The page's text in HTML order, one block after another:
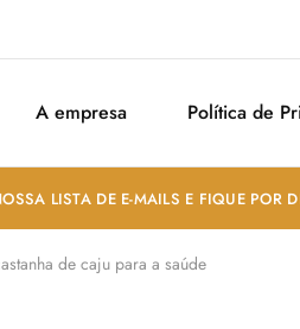
A empresa Política de
LISTA DE E-MAILS E FIQUE POR
de caju para a saúde